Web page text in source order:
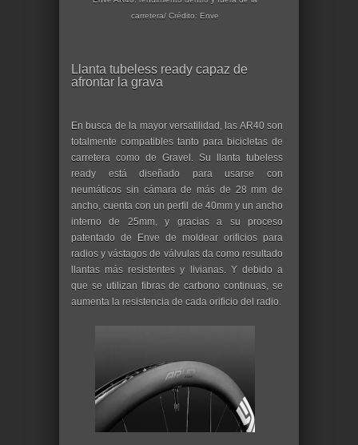
carretera/ Crédito: Enve
Llanta tubeless ready capaz de
afrontar la grava
En busca de la mayor versatilidad, las AR40 son
totalmente compatibles tanto para bicicletas de
carretera como de Gravel. Su llanta tubeless
ready está diseñado para usarse con
neumáticos sin cámara de más de 28 mm de
ancho, cuenta con un perfil de 40mm y un ancho
interno de 25mm, y gracias a su proceso
patentado de Enve de moldear orificios para
radios y vástagos de válvulas da como resultado
llantas más resistentes y livianas. Y debido a
que se utilizan fibras de carbono continuas, se
aumenta la resistencia de cada orificio del radio.